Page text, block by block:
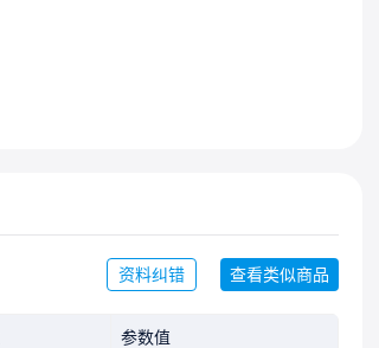
资料纠错 查看类似商品
参数值